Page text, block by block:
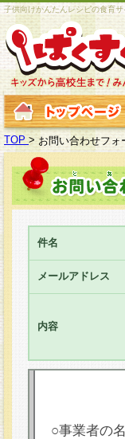
子供向けかんたんレシピの食育サ
TOP > お問い合わせフォ
件名
メールアドレス
内容
○事業者の